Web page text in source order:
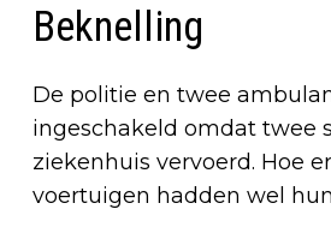
Beknelling
De politie en twee
ingeschakeld omdat twee
ziekenhuis vervoerd. Hoe
voertuigen hadden wel